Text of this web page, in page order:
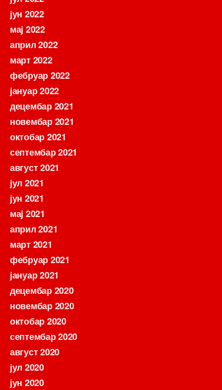
јун 2022
мај 2022
април 2022
март 2022
фебруар 2022
јануар 2022
децембар 2021
новембар 2021
октобар 2021
септембар 2021
август 2021
јул 2021
јун 2021
мај 2021
април 2021
март 2021
фебруар 2021
јануар 2021
децембар 2020
новембар 2020
октобар 2020
септембар 2020
август 2020
јул 2020
јун 2020